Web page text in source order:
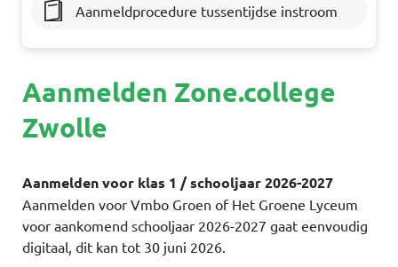
Aanmelden Zone.college
Zwolle
Aanmelden voor klas 1 / schooljaar 2026-2027
Aanmelden voor Vmbo Groen of Het Groene Lyceum
voor aankomend schooljaar 2026-2027 gaat eenvoudig
digitaal, dit kan tot 30 juni 2026.
Aanmeldprocedure tussentijdse instroom